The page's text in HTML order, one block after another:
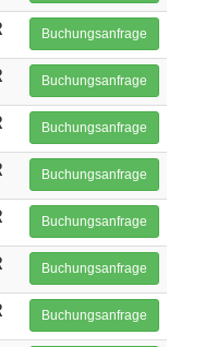
Buchungsanfrage
Buchungsanfrage
Buchungsanfrage
Buchungsanfrage
Buchungsanfrage
Buchungsanfrage
Buchungsanfrage